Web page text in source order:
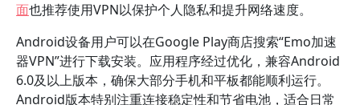
面也推荐使用VPN以保护个人隐私和提升网络速度。
Android设备用户可以在Google Play商店搜索“Emo加速
器VPN”进行下载安装。应用程序经过优化，兼容Android
6.0及以上版本，确保大部分手机和平板都能顺利运行。
Android版本特别注重连接稳定性和节省电池，适合日常